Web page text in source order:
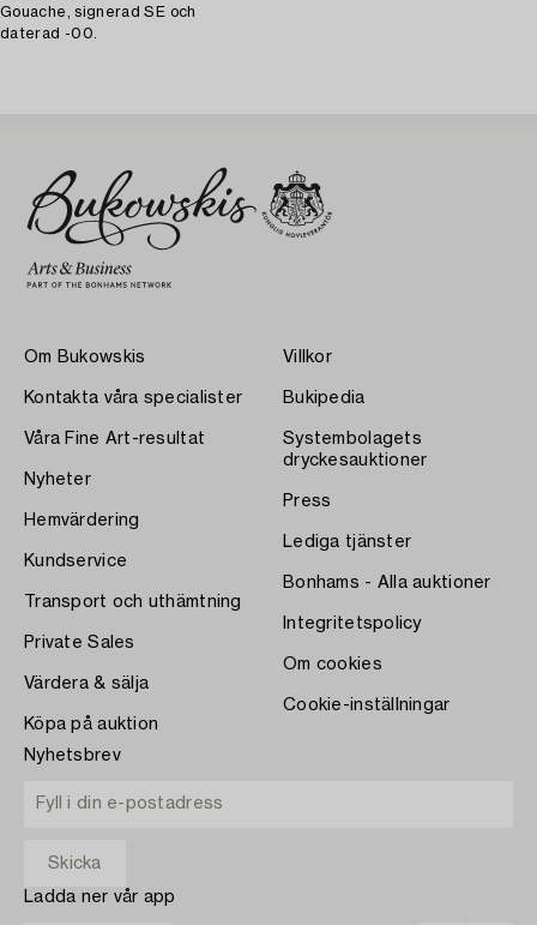
Gouache, signerad SE och
daterad -00.
Om Bukowskis
Kontakta våra specialister
Våra Fine Art-resultat
Nyheter
Hemvärdering
Kundservice
Transport och uthämtning
Private Sales
Värdera & sälja
Köpa på auktion
Villkor
Bukipedia
Systembolagets
dryckesauktioner
Press
Lediga tjänster
Bonhams - Alla auktioner
Integritetspolicy
Om cookies
Cookie-inställningar
Nyhetsbrev
Ladda ner vår app